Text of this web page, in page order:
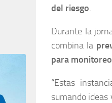
del riesgo.
Durante la
combina la
para
“Estas
sumando ideas